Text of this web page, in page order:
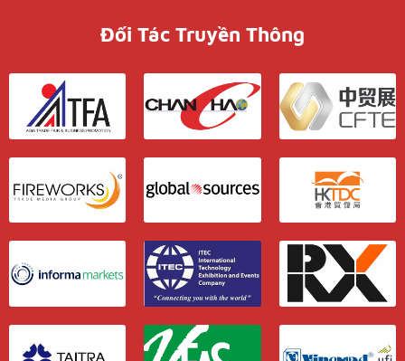
Đối Tác Truyền Thông